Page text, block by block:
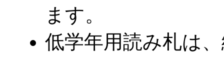
ます。
低学年用読み札は